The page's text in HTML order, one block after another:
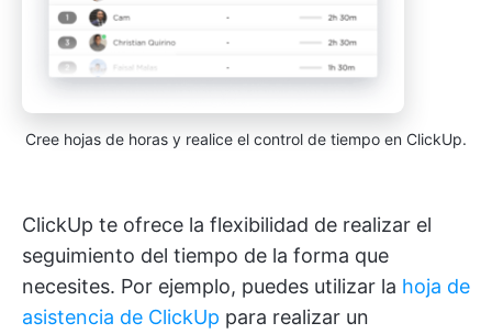
Cree hojas de horas y realice el control de tiempo en ClickUp.
ClickUp te ofrece la flexibilidad de realizar el
seguimiento del tiempo de la forma que
necesites. Por ejemplo, puedes utilizar la hoja de
asistencia de ClickUp para realizar un